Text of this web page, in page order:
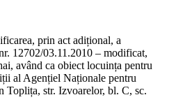
prin act adițional, a
12702/03.11.2010 – modificat,
având ca obiect locuința pentru
al Agențiel Naționale pentru
str. Izvoarelor, bl. C, sc.